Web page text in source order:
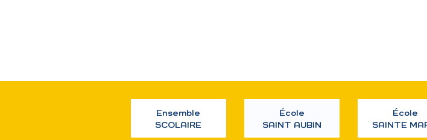
Ensemble
SCOLAIRE
École
SAINT AUBIN
École
SAINTE